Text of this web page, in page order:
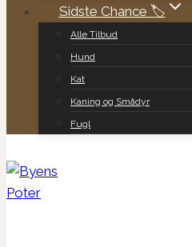
Sidste Chance 🏷️
Alle Tilbud
Hund
Kat
Kaning og Smådyr
Fugl